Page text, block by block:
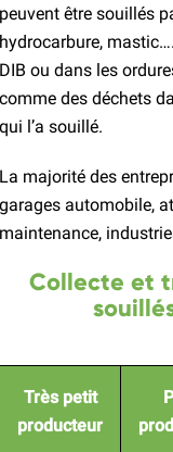
peuvent être souillés
hydrocarbure,
DIB ou dans les
comme des déchets
qui l’a souillé.
La majorité des
garages automobile,
maintenance,
Collecte et
Très petit
producteur